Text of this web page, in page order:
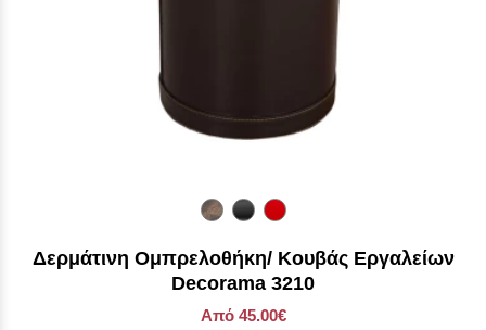
Δερμάτινη Ομπρελοθήκη/ Κουβάς Εργαλείων
Decorama 3210
Από 45.00€